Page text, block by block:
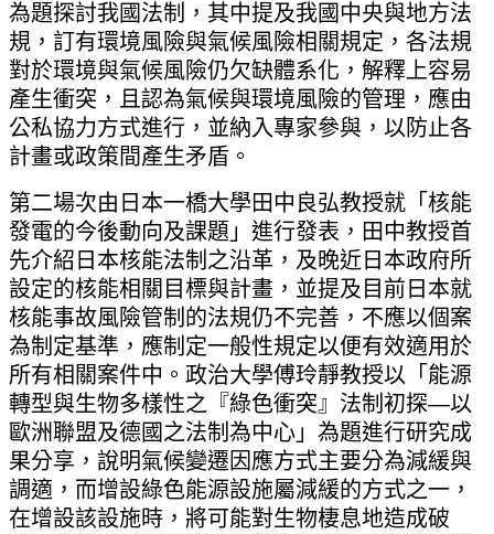
為題探討我國法制，其中提及我國中央與地方法
規，訂有環境風險與氣候風險相關規定，各法規
對於環境與氣候風險仍欠缺體系化，解釋上容易
產生衝突，且認為氣候與環境風險的管理，應由
公私協力方式進行，並納入專家參與，以防止各
計畫或政策間產生矛盾。
第二場次由日本一橋大學田中良弘教授就「核能
發電的今後動向及課題」進行發表，田中教授首
先介紹日本核能法制之沿革，及晚近日本政府所
設定的核能相關目標與計畫，並提及目前日本就
核能事故風險管制的法規仍不完善，不應以個案
為制定基準，應制定一般性規定以便有效適用於
所有相關案件中。政治大學傅玲靜教授以「能源
轉型與生物多樣性之『綠色衝突』法制初探—以
歐洲聯盟及德國之法制為中心」為題進行研究成
果分享，說明氣候變遷因應方式主要分為減緩與
調適，而增設綠色能源設施屬減緩的方式之一，
在增設該設施時，將可能對生物棲息地造成破